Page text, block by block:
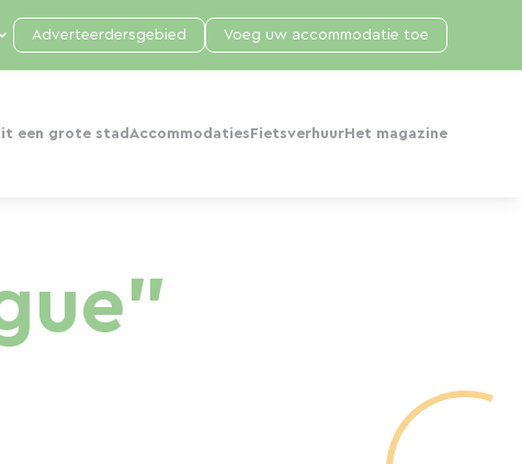
een grote stad Accommodaties Fietsverhuur Het magazine
Adverteerdersgebied Voeg uw accommodatie toe